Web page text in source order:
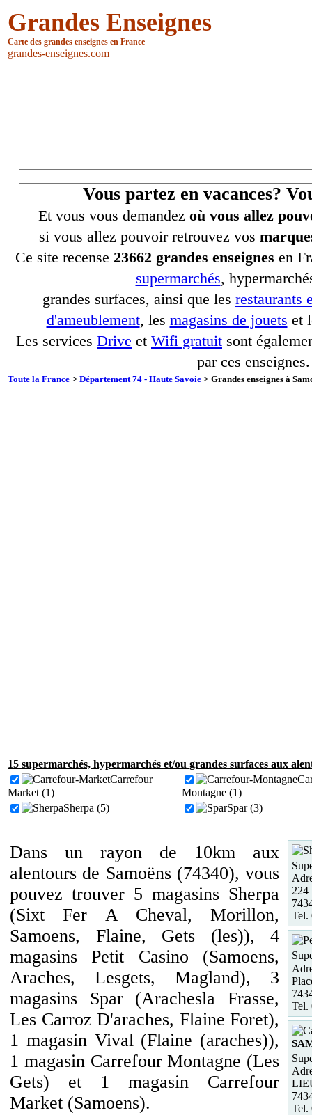
Grandes Enseignes
Carte des grandes enseignes en France
grandes-enseignes.com
Vous partez en vacances?
Et vous vous demandez où vous allez
si vous allez pouvoir retrouvez vos
Ce site recense 23662 grandes enseignes en
supermarchés,
grandes surfaces, ainsi que les restaurants
d'ameublement, les magasins de jouets et
Les services Drive et Wifi gratuit sont
par ces enseignes.
Toute la France > Département 74 - Haute Savoie > Grandes enseignes à
15 supermarchés, hypermarchés et/ou grandes surfaces aux
Carrefour
Market (1)
Montagne (1)
Sherpa (5)
Spar (3)
Dans un rayon de 10km aux
alentours de Samoëns (74340), vous
pouvez trouver 5 magasins Sherpa
(Sixt Fer A Cheval, Morillon,
Samoens, Flaine, Gets (les)), 4
magasins Petit Casino (Samoens,
Araches, Lesgets, Magland), 3
magasins Spar (Arachesla Frasse,
Les Carroz D'araches, Flaine Foret),
1 magasin Vival (Flaine (araches)),
1 magasin Carrefour Montagne (Les
Gets) et 1 magasin Carrefour
Market (Samoens).
224
Tel.
Tel.
Tel.